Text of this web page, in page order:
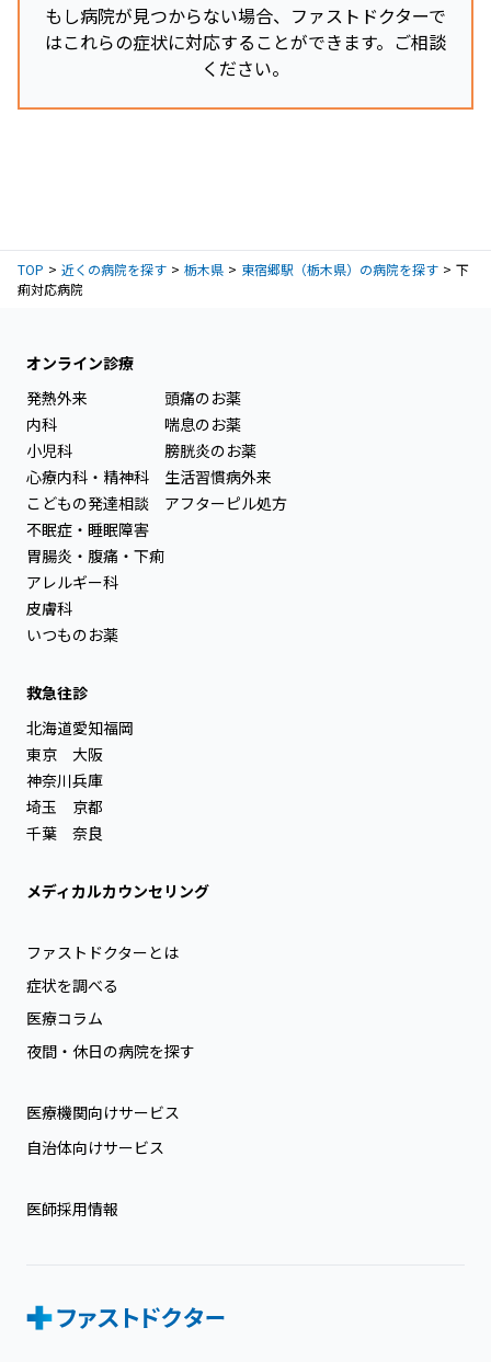
もし病院が見つからない場合、ファストドクターで
はこれらの症状に対応することができます。ご相談
ください。
TOP 近くの病院を探す 栃木県 東宿郷駅（栃木県）の病院を探す
下
痢対応病院
オンライン診療
発熱外来
内科
小児科
心療内科・精神科
こどもの発達相談
不眠症・睡眠障害
胃腸炎・腹痛・下痢
アレルギー科
皮膚科
いつものお薬
頭痛のお薬
喘息のお薬
膀胱炎のお薬
生活習慣病外来
アフターピル処方
救急往診
北海道
東京
神奈川
埼玉
千葉
愛知
大阪
兵庫
京都
奈良
福岡
メディカルカウンセリング
ファストドクターとは
症状を調べる
医療コラム
夜間・休日の病院を探す
医療機関向けサービス
自治体向けサービス
医師採用情報